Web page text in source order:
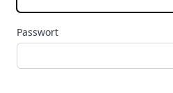
Passwort